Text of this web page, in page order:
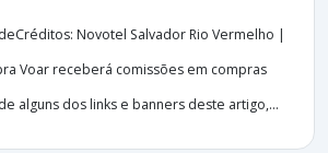
Novotel Salvador Rio Vermelho |
Voar receberá comissões em compras
alguns dos links e banners deste artigo,...